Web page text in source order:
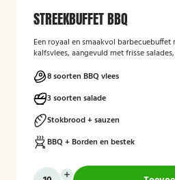
STREEKBUFFET BBQ
Een royaal en smaakvol
kalfsvlees, aangevuld met frisse
streekgebonden smaken voor echte
8 soorten BBQ vlees
3 soorten salade
Stokbrood + sauzen
BBQ + Borden en bestek